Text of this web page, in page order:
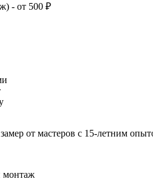
- от 500 ₽
от мастеров с 15-летним
монтаж